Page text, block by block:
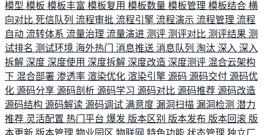
模型 模板 模板丰富 模板复用 模板数量 模板管理 模板结合 横
向对比 死信队列 流程审批 流程引擎 流程演示 流程管理 流程
自动 流转体系 流量治理 流量演进 测评 测评对比 测评结果 测
试排名 测试环境 海外热门 消息推送 消息队列 淘汰 深入 深入
拆解 深度 深度使用 深度拆解 深度改造 深度测评 混合云架构
下 混合部署 渗透率 渲染优化 渲染引擎 源码 源码交付 源码优
化 源码分享 源码剖析 源码学习 源码对比 源码推荐 源码改造
源码结构 源码解读 源码调试 满意度 漏洞扫描 漏洞检测 潜力
推荐 灵活配置 热门平台 爆发 版本区别 版本发布 版本回滚 版